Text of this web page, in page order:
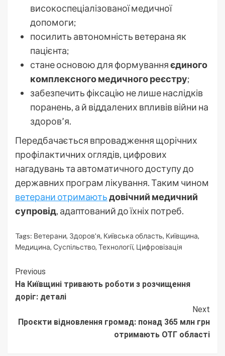
високоспеціалізованої медичної
допомоги;
посилить автономність ветерана як
пацієнта;
стане основою для формуванняєдиного
комплексного медичного реєстру;
забезпечить фіксацію не лише наслідків
поранень, а й віддалених впливів війни на
здоров’я.
Передбачається впровадження щорічних
профілактичних оглядів, цифрових
нагадувань та автоматичного доступу до
державних програм лікування. Таким чином
ветерани отримаютьдовічний медичний
супровід, адаптований до їхніх потреб.
Tags: Ветерани, Здоров'я, Київська область, Київщина,
Медицина, Суспільство, Технології, Цифровізація
Continue
Reading
Previous
На Київщині тривають роботи з розчищення
доріг: деталі
Next
Проєкти відновлення громад: понад 365 млн грн
отримають ОТГ області